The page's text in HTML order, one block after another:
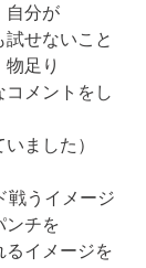
自分が
せないこと
足り
メントをし
ました）
戦うイメージ
ンチを
イメージを